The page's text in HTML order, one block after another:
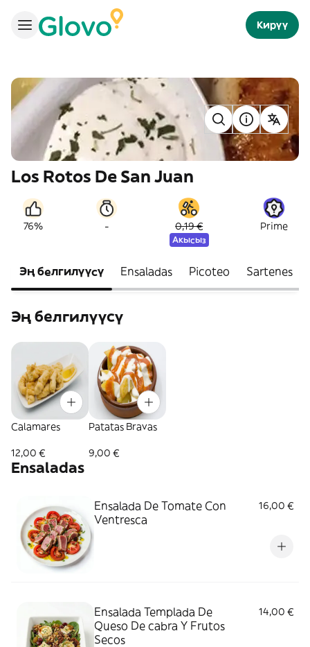
Кирүү
Los Rotos De San Juan
76% - 0,19 €
Акысыз
Prime
Эң белгилүүсү Ensaladas Picoteo Sartenes
Эң белгилүүсү
Calamares
12,00 €
Patatas Bravas
9,00 €
Ensaladas
Ensalada De Tomate Con
Ventresca
16,00 €
Ensalada Templada De
Queso De cabra Y Frutos
Secos
14,00 €